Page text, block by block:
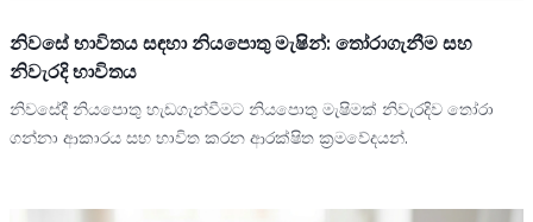
නිවසේ භාවිතය සඳහා නියපොතු මැෂින්: තෝරාගැනීම සහ
නිවැරදි භාවිතය
නිවසේදී නියපොතු හැඩගැන්වීමට නියපොතු මැෂිමක් නිවැරදිව තෝරා
ගන්නා ආකාරය සහ භාවිත කරන ආරක්ෂිත ක්‍රමවේදයන්.